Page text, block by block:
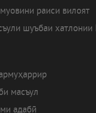
раиси вилоят
шуъбаи
масъул
адабӣ